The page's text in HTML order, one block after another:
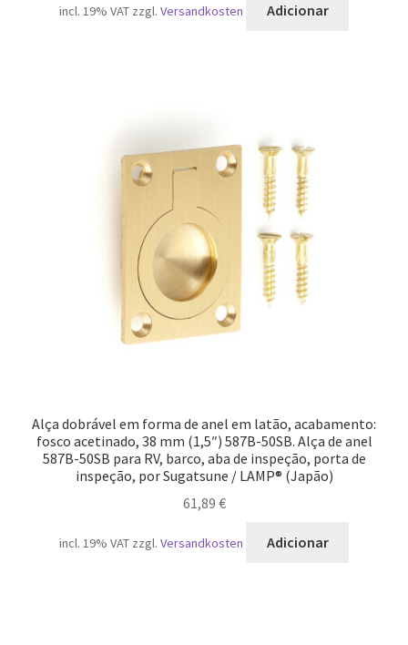
incl. 19% VAT zzgl. Versandkosten Adicionar
Alça dobrável em forma de anel em latão, acabamento:
fosco acetinado, 38 mm (1,5″) 587B-50SB. Alça de anel
587B-50SB para RV, barco, aba de inspeção, porta de
inspeção, por Sugatsune / LAMP® (Japão)
61,89 €
incl. 19% VAT zzgl. Versandkosten Adicionar